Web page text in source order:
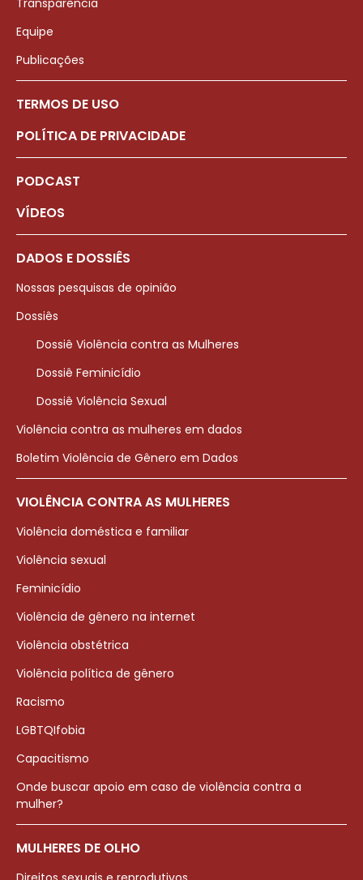
Equipe
Publicações
TERMOS DE USO
POLÍTICA DE PRIVACIDADE
PODCAST
VÍDEOS
DADOS E DOSSIÊS
Nossas pesquisas de opinião
Dossiês
Dossiê Violência contra as Mulheres
Dossiê Feminicídio
Dossiê Violência Sexual
Violência contra as mulheres em dados
Boletim Violência de Gênero em Dados
VIOLÊNCIA CONTRA AS MULHERES
Violência doméstica e familiar
Violência sexual
Feminicídio
Violência de gênero na internet
Violência obstétrica
Violência política de gênero
Racismo
LGBTQIfobia
Capacitismo
Onde buscar apoio em caso de violência contra a
mulher?
MULHERES DE OLHO